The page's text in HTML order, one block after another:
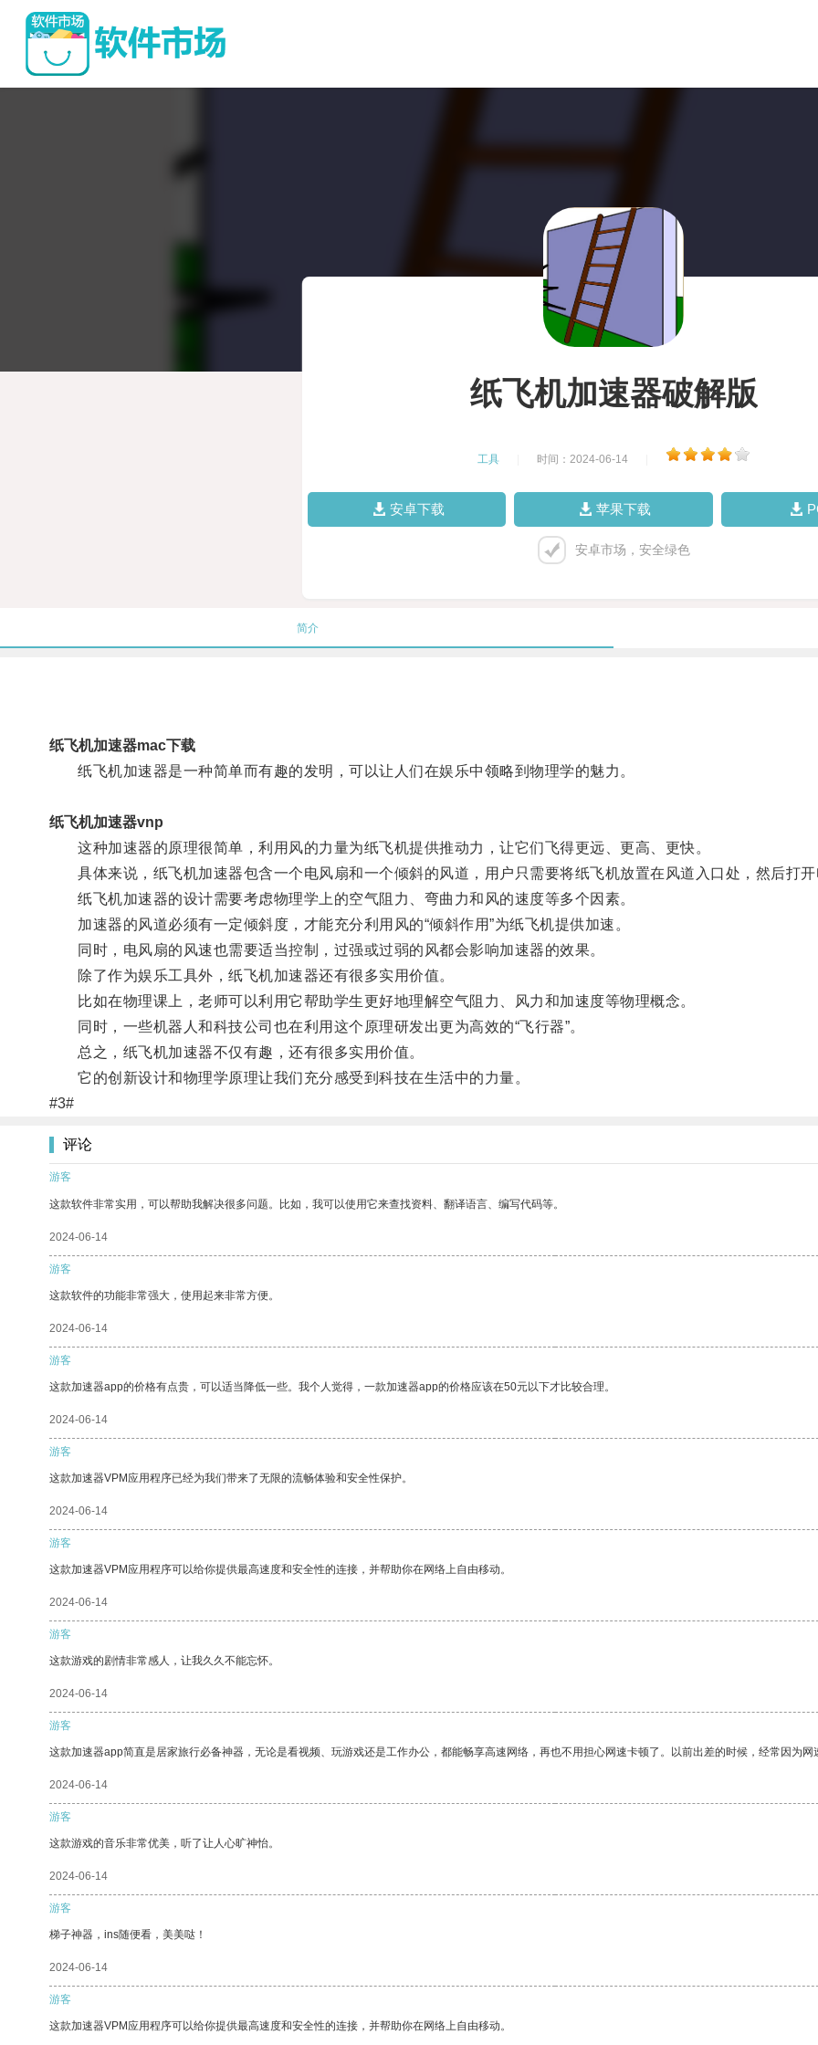
纸飞机加速器破解版
工具 时间：2024-06-14
安卓下载 苹果下载
安卓市场，安全绿色
简介
纸飞机加速器mac下载
纸飞机加速器是一种简单而有趣的发明，可以让人们在娱乐中领略到物理学的魅力。
纸飞机加速器vnp
这种加速器的原理很简单，利用风的力量为纸飞机提供推动力，让它们飞得更远、更高、更快。
具体来说，纸飞机加速器包含一个电风扇和一个倾斜的风道，用户只需要将纸飞机放置在风道入口处，然后打开
纸飞机加速器的设计需要考虑物理学上的空气阻力、弯曲力和风的速度等多个因素。
加速器的风道必须有一定倾斜度，才能充分利用风的“倾斜作用”为纸飞机提供加速。
同时，电风扇的风速也需要适当控制，过强或过弱的风都会影响加速器的效果。
除了作为娱乐工具外，纸飞机加速器还有很多实用价值。
比如在物理课上，老师可以利用它帮助学生更好地理解空气阻力、风力和加速度等物理概念。
同时，一些机器人和科技公司也在利用这个原理研发出更为高效的“飞行器”。
总之，纸飞机加速器不仅有趣，还有很多实用价值。
它的创新设计和物理学原理让我们充分感受到科技在生活中的力量。
#3#
评论
游客
这款软件非常实用，可以帮助我解决很多问题。比如，我可以使用它来查找资料、翻译语言、编写代码等。
2024-06-14
游客
这款软件的功能非常强大，使用起来非常方便。
2024-06-14
游客
这款加速器app的价格有点贵，可以适当降低一些。我个人觉得，一款加速器app的价格应该在50元以下才比较合理。
2024-06-14
游客
这款加速器VPM应用程序已经为我们带来了无限的流畅体验和安全性保护。
2024-06-14
游客
这款加速器VPM应用程序可以给你提供最高速度和安全性的连接，并帮助你在网络上自由移动。
2024-06-14
游客
这款游戏的剧情非常感人，让我久久不能忘怀。
2024-06-14
游客
这款加速器app简直是居家旅行必备神器，无论是看视频、玩游戏还是工作办公，都能畅享高速网络，再也不用担心网速卡顿了。以前出差的时候，经常因为
2024-06-14
游客
这款游戏的音乐非常优美，听了让人心旷神怡。
2024-06-14
游客
梯子神器，ins随便看，美美哒！
2024-06-14
游客
这款加速器VPM应用程序可以给你提供最高速度和安全性的连接，并帮助你在网络上自由移动。